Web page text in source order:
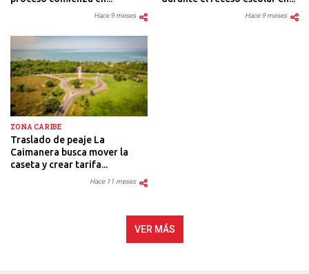
Hace 9 meses Hace 9 meses
ZONA CARIBE
Traslado de peaje La
Caimanera busca mover la
caseta y crear tarifa...
Hace 11 meses
VER MÁS